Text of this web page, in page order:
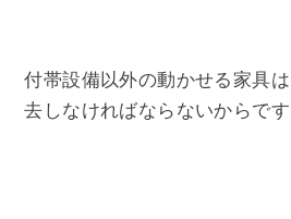
付帯設備以外の動かせる家具
去しなければならないからです